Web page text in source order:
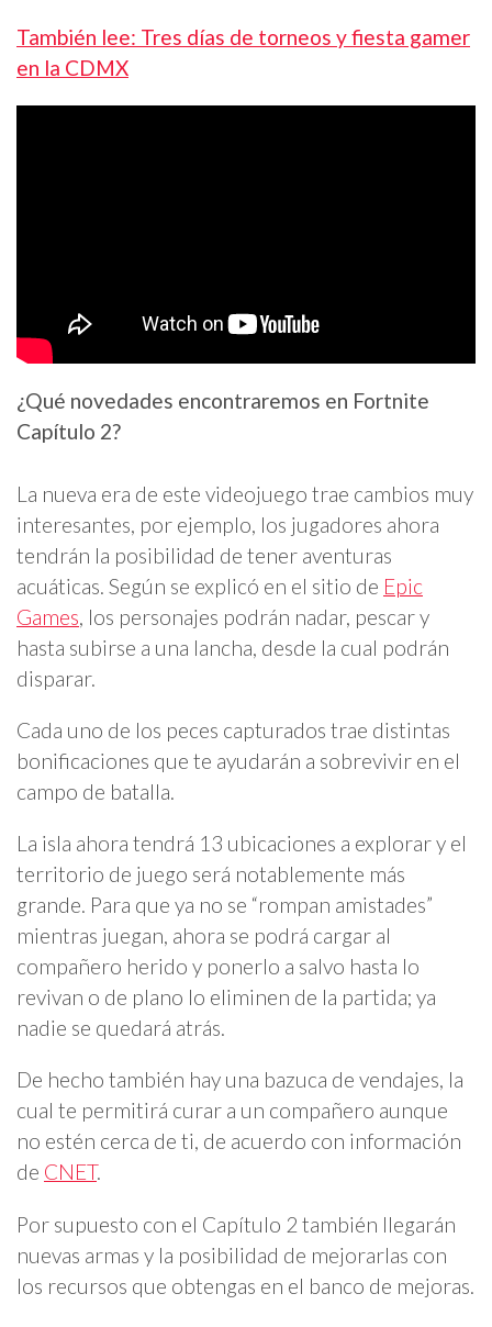
También lee: Tres días de torneos y fiesta gamer
en la CDMX
¿Qué novedades encontraremos en Fortnite
Capítulo 2?
La nueva era de este videojuego trae cambios muy
interesantes, por ejemplo, los jugadores ahora
tendrán la posibilidad de tener aventuras
acuáticas. Según se explicó en el sitio de Epic
Games, los personajes podrán nadar, pescar y
hasta subirse a una lancha, desde la cual podrán
disparar.
Cada uno de los peces capturados trae distintas
bonificaciones que te ayudarán a sobrevivir en el
campo de batalla.
La isla ahora tendrá 13 ubicaciones a explorar y el
territorio de juego será notablemente más
grande. Para que ya no se “rompan amistades”
mientras juegan, ahora se podrá cargar al
compañero herido y ponerlo a salvo hasta lo
revivan o de plano lo eliminen de la partida; ya
nadie se quedará atrás.
De hecho también hay una bazuca de vendajes, la
cual te permitirá curar a un compañero aunque
no estén cerca de ti, de acuerdo con información
de CNET.
Por supuesto con el Capítulo 2 también llegarán
nuevas armas y la posibilidad de mejorarlas con
los recursos que obtengas en el banco de mejoras.